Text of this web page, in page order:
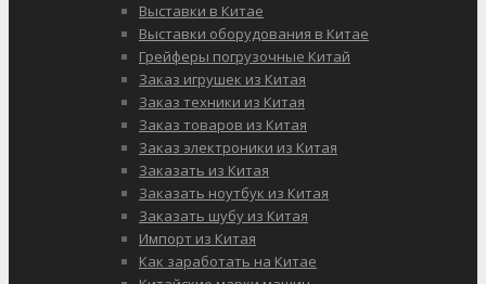
Выставки в Китае
Выставки оборудования в Китае
Грейферы погрузочные Китай
Заказ игрушек из Китая
Заказ техники из Китая
Заказ товаров из Китая
Заказ электроники из Китая
Заказать из Китая
Заказать ноутбук из Китая
Заказать шубу из Китая
Импорт из Китая
Как заработать на Китае